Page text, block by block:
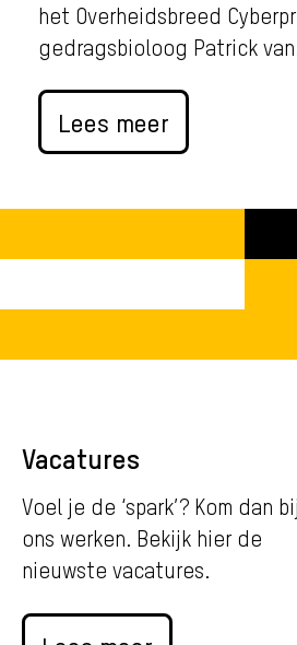
het Overheidsbreed
gedragsbioloog Patrick
Lees meer
Vacatures
Voel je de ‘spark’? Kom dan bij
ons werken. Bekijk hier de
nieuwste vacatures.